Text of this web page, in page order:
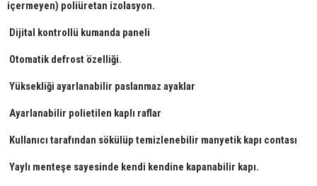
içermeyen) poliüretan izolasyon.
Dijital kontrollü kumanda paneli
Otomatik defrost özelliği.
Yüksekliği ayarlanabilir paslanmaz ayaklar
Ayarlanabilir polietilen kaplı raflar
Kullanıcı tarafından sökülüp temizlenebilir manyetik kapı contası
Yaylı menteşe sayesinde kendi kendine kapanabilir kapı.